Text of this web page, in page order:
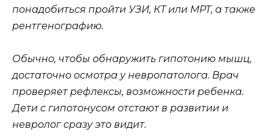
понадобиться пройти УЗИ, КТ или МРТ, а также
рентгенографию.
Обычно, чтобы обнаружить гипотонию мышц,
достаточно осмотра у невропатолога. Врач
проверяет рефлексы, возможности ребенка.
Дети с гипотонусом отстают в развитии и
невролог сразу это видит.